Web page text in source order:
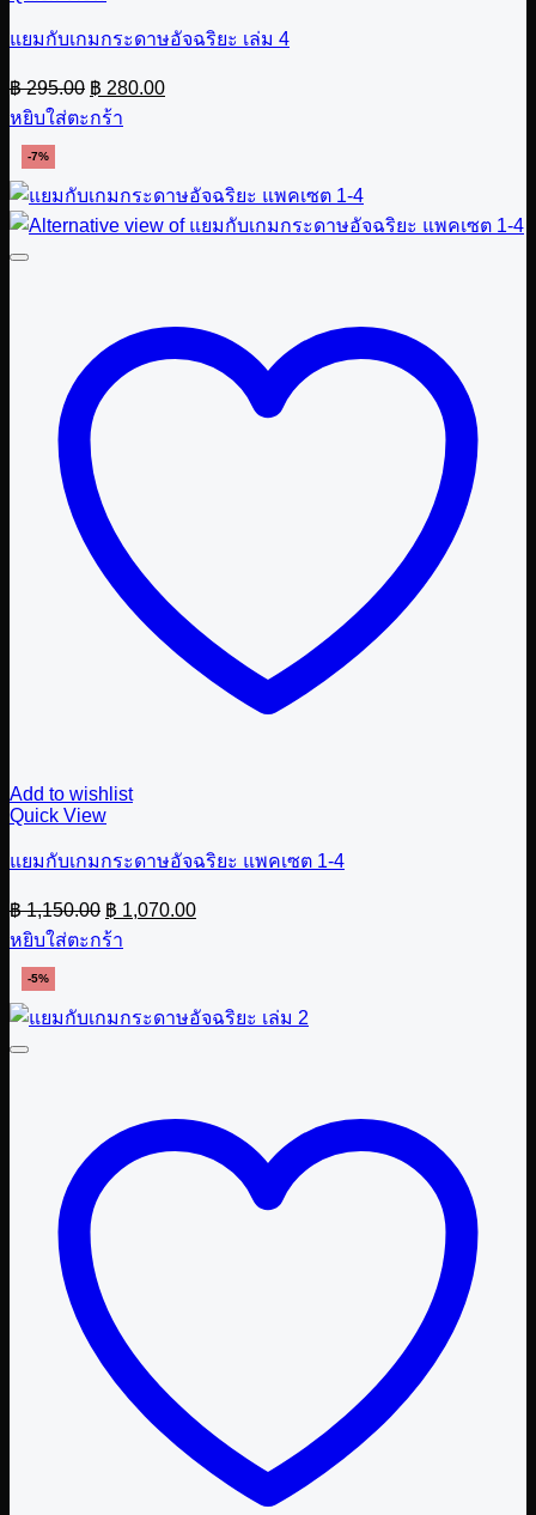
แยมกับเกมกระดาษอัจฉริยะ เล่ม 4
฿295.00 Original
price
was:
฿ 280.00Current
price
หยิบใส่ตะกร้า
-7%
Add to wishlist
Quick View
แยมกับเกมกระดาษอัจฉริยะ แพคเซต 1-4
฿1,150.00 Original
price
was:
฿ 1,070.00Current
price
หยิบใส่ตะกร้า
-5%